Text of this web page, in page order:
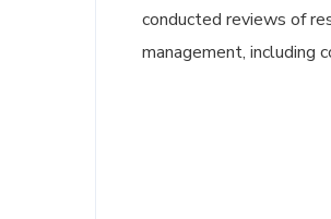
conducted reviews of
management, including